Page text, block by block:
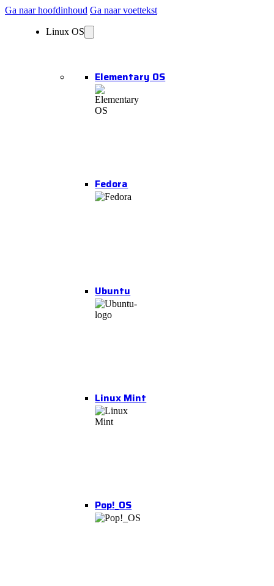
Ga naar hoofdinhoud Ga naar voettekst
Linux OS
Elementary OS
Fedora
Ubuntu
Linux Mint
Pop!_OS